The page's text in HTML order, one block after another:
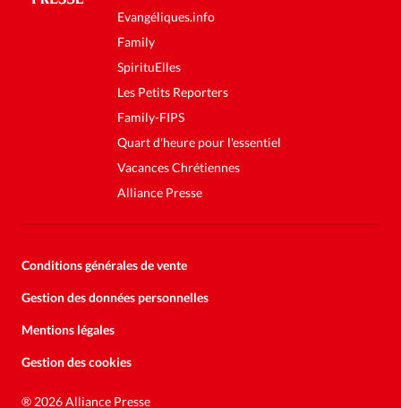
Evangéliques.info
Family
SpirituElles
Les Petits Reporters
Family-FIPS
Quart d'heure pour l'essentiel
Vacances Chrétiennes
Alliance Presse
Conditions générales de vente
Gestion des données personnelles
Mentions légales
Gestion des cookies
® 2026 Alliance Presse